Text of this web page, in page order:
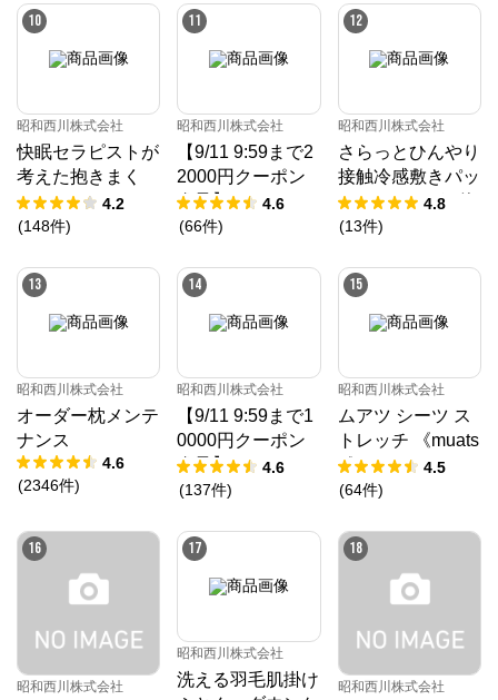
パワー［CMD羽
毛］
10
昭和西川株式会社
快眠セラピストが
考えた抱きまく
ら/EC220 4.2
(148件)
11
昭和西川株式会社
【9/11 9:59まで2
2000円クーポン
進呈】ムアツ マ
ットレス 30年ム
X《90日お試し対
象》／MuAtsu
4.6
(66件)
12
昭和西川株式会社
さらっとひんやり
接触冷感敷きパッ
ド（ツヌーガ®使
用） / Cool Liv S
4.8
(13件)
13
昭和西川株式会社
オーダー枕メンテ
ナンス
4.6
(2346件)
14
昭和西川株式会社
【9/11 9:59まで1
0000円クーポン
進呈】ムアツ マ
ットレス プロ《9
／MuAtsu
4.6
(137件)
15
昭和西川株式会社
ムアツ シーツ ス
トレッチ 《muats
u》
4.5
(64件)
16
昭和西川株式会社
17
昭和西川株式会社
洗える羽毛肌掛け
18
昭和西川株式会社